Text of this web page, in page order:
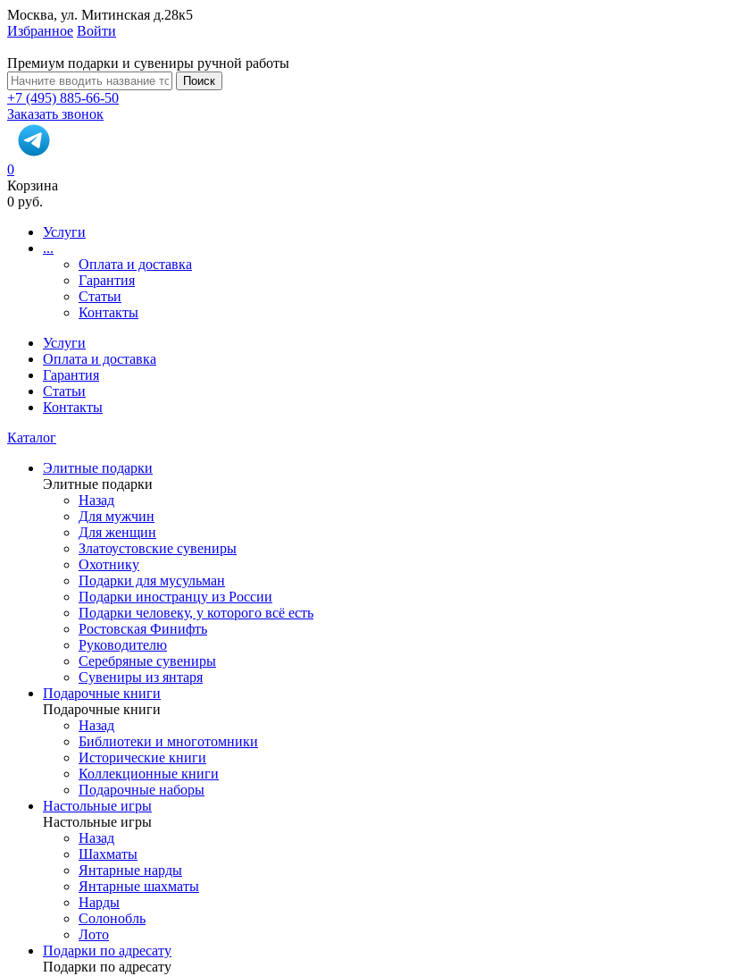
Москва, ул. Митинская д.28к5
Избранное Войти
Премиум подарки и сувениры ручной работы
Поиск
+7 (495) 885-66-50
Заказать звонок
0
Корзина
0 руб.
Услуги
...
Оплата и доставка
Гарантия
Статьи
Контакты
Услуги
Оплата и доставка
Гарантия
Статьи
Контакты
Каталог
Элитные подарки
Элитные подарки
Назад
Для мужчин
Для женщин
Златоустовские сувениры
Охотнику
Подарки для мусульман
Подарки иностранцу из России
Подарки человеку, у которого всё есть
Ростовская Финифть
Руководителю
Серебряные сувениры
Сувениры из янтаря
Подарочные книги
Подарочные книги
Назад
Библиотеки и многотомники
Исторические книги
Коллекционные книги
Подарочные наборы
Настольные игры
Настольные игры
Назад
Шахматы
Янтарные нарды
Янтарные шахматы
Нарды
Солонобль
Лото
Подарки по адресату
Подарки по адресату